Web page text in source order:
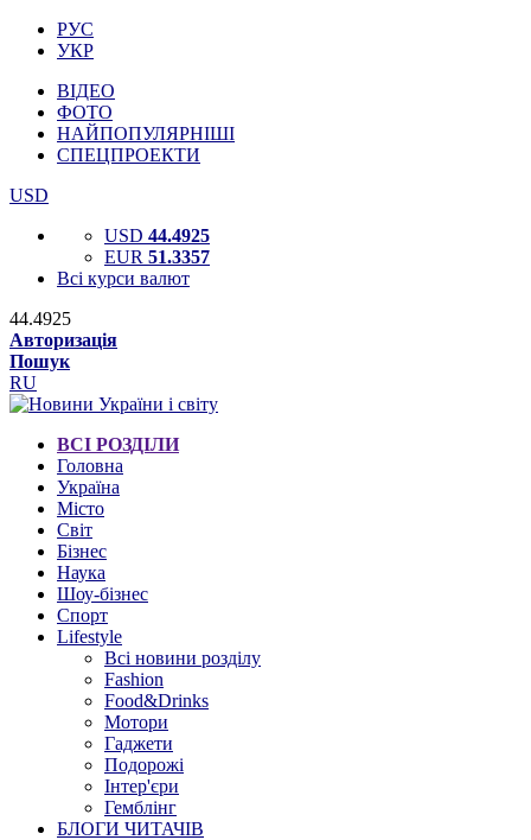
РУС
УКР
ВІДЕО
ФОТО
НАЙПОПУЛЯРНІШІ
СПЕЦПРОЕКТИ
USD
USD 44.4925
EUR 51.3357
Всі курси валют
44.4925
Авторизація
Пошук
RU
ВСІ РОЗДІЛИ
Головна
Україна
Місто
Світ
Бізнес
Наука
Шоу-бізнес
Спорт
Lifestyle
Всі новини розділу
Fashion
Food&Drinks
Мотори
Гаджети
Подорожі
Інтер'єри
Гемблінг
БЛОГИ ЧИТАЧІВ